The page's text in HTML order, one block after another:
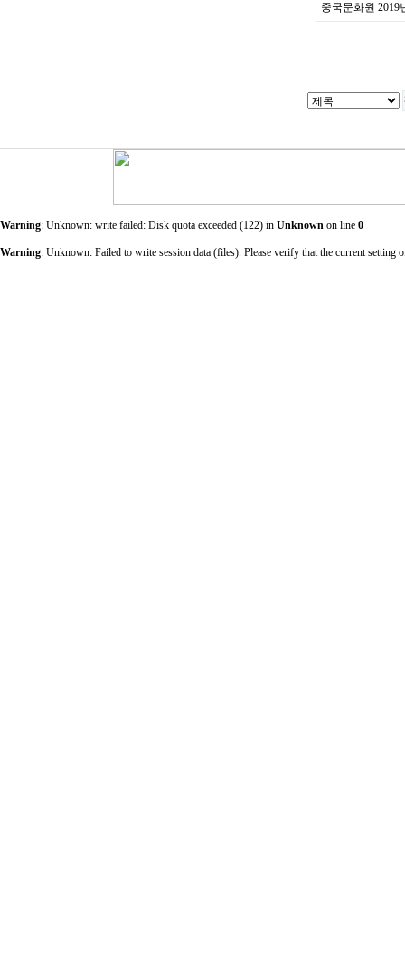
중국문화원
Warning: Unknown: write failed: Disk quota exceeded (122) in Unknown on line 0
Warning: Unknown: Failed to write session data (files). Please verify that the current